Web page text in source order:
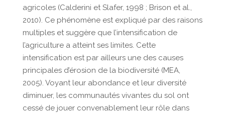
agricoles (Calderini et Slafer, 1998 ; Brison et al.,
2010). Ce phénomène est expliqué par des raisons
multiples et suggère que l’intensification de
l’agriculture a atteint ses limites. Cette
intensification est par ailleurs une des causes
principales d’érosion de la biodiversité (MEA,
2005). Voyant leur abondance et leur diversité
diminuer, les communautés vivantes du sol ont
cessé de jouer convenablement leur rôle dans